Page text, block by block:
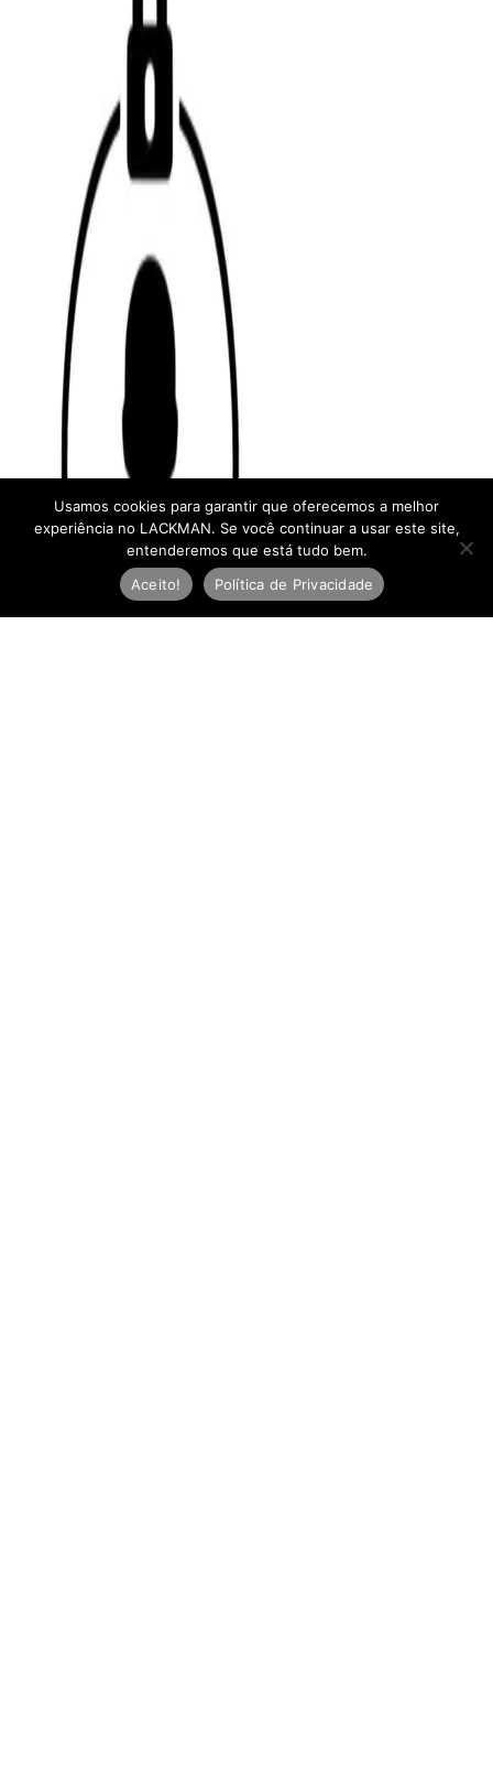
Usamos cookies para garantir que oferecemos a melhor
experiência no LACKMAN. Se você continuar a usar este site,
entenderemos que está tudo bem.
Aceito!
Política de Privacidade